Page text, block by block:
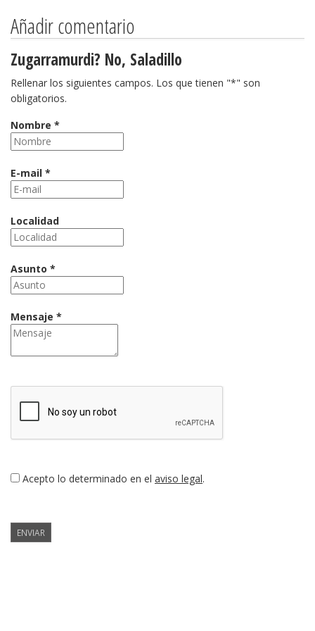
Añadir comentario
Zugarramurdi? No, Saladillo
Rellenar los siguientes campos. Los que tienen "*" son
obligatorios.
Nombre *
E-mail *
Localidad
Asunto *
Mensaje *
Acepto lo determinado en el aviso legal.
ENVIAR